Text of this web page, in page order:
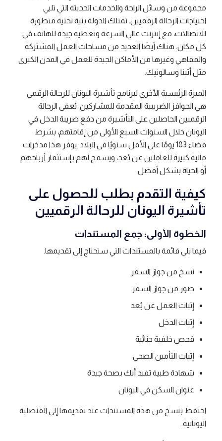
مجموعة من وسائل الراحة والخدمات الحديثة التي تلبي
احتياجات الرحالة الرقميين. تمتلك الدولة بنية تحتية متطورة
للاتصالات، مع إنترنت عالي السرعة وتغطية جيدة للهاتف في
كل مكان. هناك أيضًا العديد من مساحات العمل المشتركة
والمقاهي وغيرها من الأماكن الجيدة للعمل في المدن الكبرى
مثل أثينا وسالونيك.
الميزة الرئيسية الأخرى لبرنامج تأشيرة اليونان للرحالة الرقمي
هي الحوافز الضريبية المقدمة للمشاركين. يُعفى الرحالة
الرقميين الحاصلين على التأشيرة من دفع ضريبة الدخل في
اليونان خلال السنوات السبع الأولى من إقامتهم، بشرط
قضاء 183 يومًا على الأقل سنويًا في البلاد. يوفر هذا مدخرات
مالية كبيرة للعاملين عن بُعد، ويسمح لهم بإستثمار أرباحهم
أو الحياة بشكل أفضل.
كيفية التقدم بطلب للحصول على
تأشيرة اليونان للرحالة الرقميين
الخطوة الأولى: جمع المستندات
فيما يلي قائمة بالمستندات التي ستحتاج إلى تقديمها.
نسخ من جواز السفر
صور من جواز السفر
إثبات العمل عن بُعد
إثبات الدخل
فحص خلفية جنائية
إثبات التأمين الصحي
شهادة طبية تفيد أنك بصحة جيدة
عنوان السكن في اليونان
احتفظ بنسخ من هذه المستندات عند تقديمها إلى القنصلية
اليونانية.